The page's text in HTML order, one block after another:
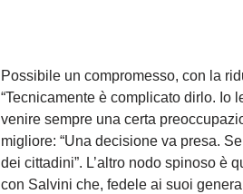
Possibile un compromesso, con la
“Tecnicamente è complicato dirlo. Io
venire sempre una certa
migliore: “Una decisione va presa.
dei cittadini”. L’altro nodo spinoso è
con Salvini che, fedele ai suoi